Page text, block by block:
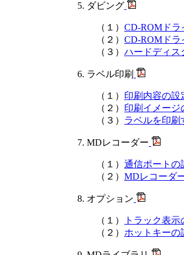
ダビング
（１） CD-ROMド
（２） CD-ROMドラ
（３） ハードディス
ラベル印刷
（１） 印刷内容の設
（２） 印刷イメージ
（３） ラベルを印刷
MDレコーダー
（１） 通信ポートの
（２） MDレコーダ
オプション
（１） トラック表示
（２） ホットキーの